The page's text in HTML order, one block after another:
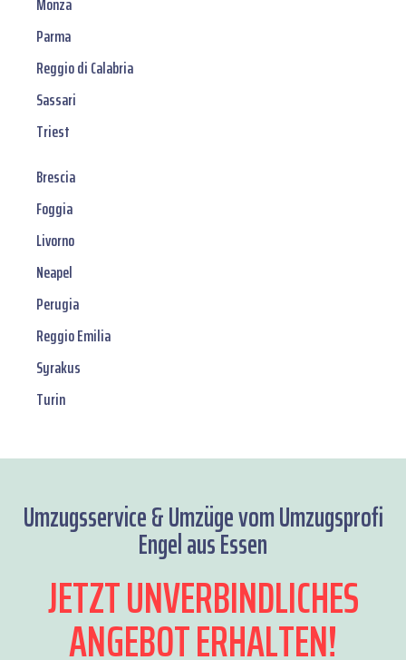
Parma
Reggio di Calabria
Sassari
Triest
Brescia
Foggia
Livorno
Neapel
Perugia
Reggio Emilia
Syrakus
Turin
Umzugsservice & Umzüge vom Umzugsprofi
Engel aus Essen
JETZT UNVERBINDLICHES
ANGEBOT ERHALTEN!